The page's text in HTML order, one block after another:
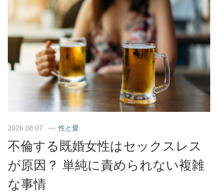
2026.08.07 性と愛
不倫する既婚女性はセックスレス
が原因？ 単純に責められない複雑
な事情